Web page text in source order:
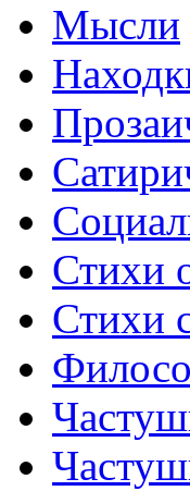
Мысли
Стихи
Стихи